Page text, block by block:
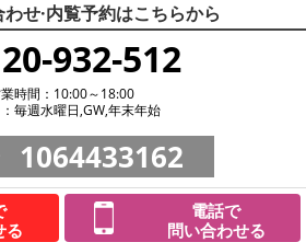
せ·内覧予約はこちらから
932-512
時間：10:00～18:00
毎週水曜日,GW,年末年始
1064433162
る
電話で
問い合わせる